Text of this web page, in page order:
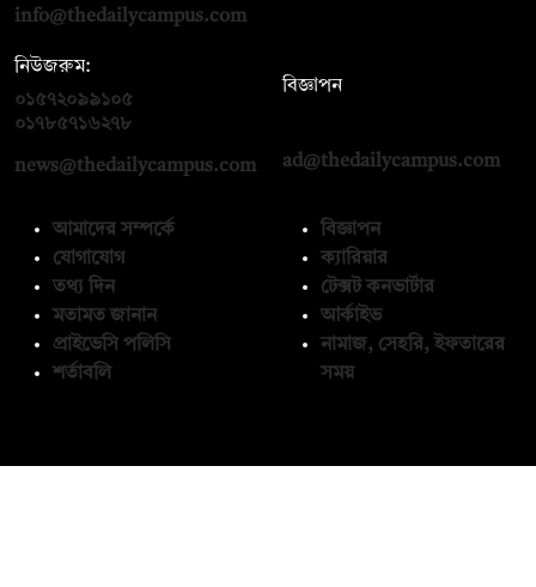
info@thedailycampus.com
নিউজরুম:
০১৫৭২০৯৯১০৫
০১৭৮৫৭১৬২৭৮
news@thedailycampus.com
বিজ্ঞাপন
ad@thedailycampus.com
আমাদের সম্পর্কে
যোগাযোগ
তথ্য দিন
মতামত জানান
প্রাইভেসি পলিসি
শর্তাবলি
বিজ্ঞাপন
ক্যারিয়ার
টেক্সট কনভার্টার
আর্কাইভ
নামাজ, সেহরি, ইফতারের
সময়